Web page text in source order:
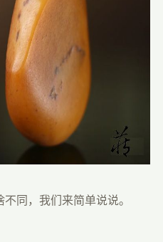
同，我们来简单说说。